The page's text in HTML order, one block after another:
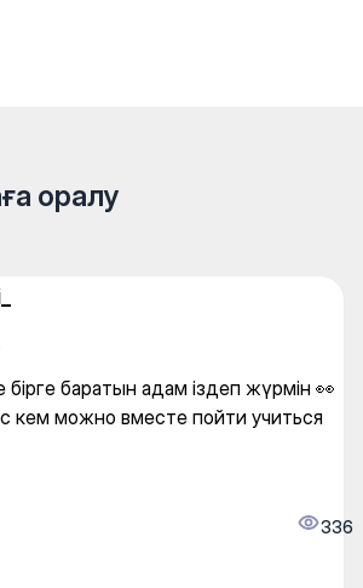
бірге
оралу
бірге баратын адам іздеп жүрмін 👀
кем можно вместе пойти учиться
336